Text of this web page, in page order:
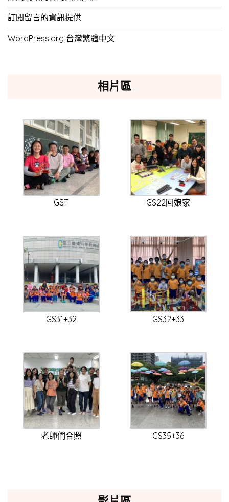
訂閱留言的資訊提供
WordPress.org 台灣繁體中文
相片區
GST GS22回娘家
GS31+32 GS32+33
老師們合照 GS35+36